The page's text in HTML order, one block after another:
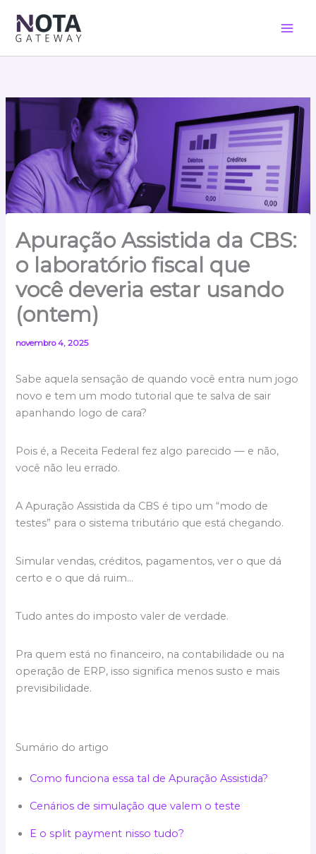
para
conteúdo
Apuração Assistida da CBS:
o laboratório fiscal que
você deveria estar usando
(ontem)
novembro 4, 2025
Sabe aquela sensação de quando você entra num jogo
novo e tem um modo tutorial que te salva de sair
apanhando logo de cara?
Pois é, a Receita Federal fez algo parecido — e não,
você não leu errado.
A Apuração Assistida da CBS é tipo um “modo de
testes” para o sistema tributário que está chegando.
Simular vendas, créditos, pagamentos, ver o que dá
certo e o que dá ruim…
Tudo antes do imposto valer de verdade.
Pra quem está no financeiro, na contabilidade ou na
operação de ERP, isso significa menos susto e mais
previsibilidade.
Sumário do artigo
Como funciona essa tal de Apuração Assistida?
Cenários de simulação que valem o teste
E o split payment nisso tudo?